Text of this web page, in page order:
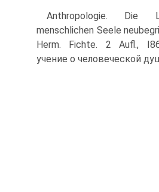
Anthropologie.
menschlichen Seele
Herm. Fichte. 2 Aufl.,
учение о человеческой